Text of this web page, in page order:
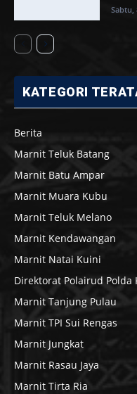
Sabtu,
KATEGORI
Berita
Marnit Teluk Batang
Marnit Batu Ampar
Marnit Muara Kubu
Marnit Teluk Melano
Marnit Kendawangan
Marnit Natai Kuini
Direktorat Polairud Polda
Marnit Tanjung Pulau
Marnit TPI Sui Rengas
Marnit Jungkat
Marnit Rasau Jaya
Marnit Tirta Ria